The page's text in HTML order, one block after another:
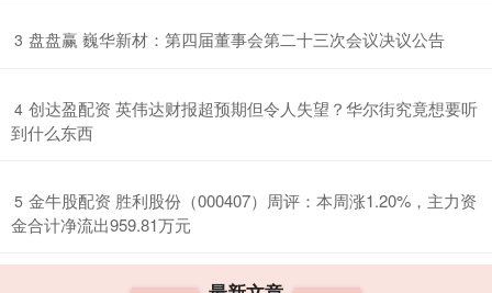
3 ​盘盘赢 巍华新材：第四届董事会第二十三次会议决议公告
4 ​创达盈配资 英伟达财报超预期但令人失望？华尔街究竟想要听
到什么东西
5 ​金牛股配资 胜利股份（000407）周评：本周涨1.20%，主力资
金合计净流出959.81万元